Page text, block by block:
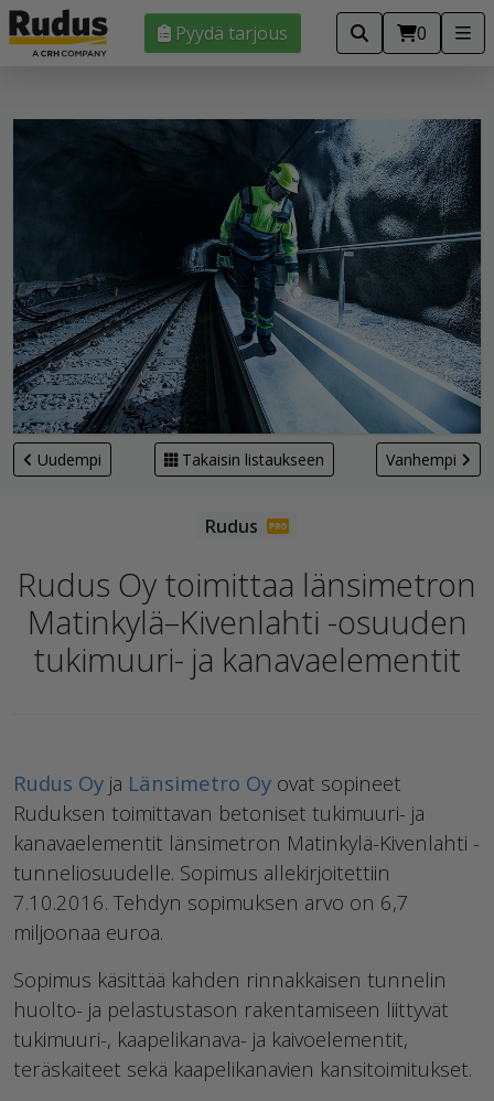
Pyydä tarjous 0
Uudempi Takaisin listaukseen Vanhempi
Rudus Oy toimittaa länsimetron
Matinkylä–Kivenlahti -osuuden
tukimuuri- ja kanavaelementit
Rudus Oy ja Länsimetro Oy ovat sopineet
Ruduksen toimittavan betoniset tukimuuri- ja
kanavaelementit länsimetron Matinkylä-Kivenlahti -
tunneliosuudelle. Sopimus allekirjoitettiin
7.10.2016. Tehdyn sopimuksen arvo on 6,7
miljoonaa euroa.
Sopimus käsittää kahden rinnakkaisen tunnelin
huolto- ja pelastustason rakentamiseen liittyvät
tukimuuri-, kaapelikanava- ja kaivoelementit,
teräskaiteet sekä kaapelikanavien kansitoimitukset.